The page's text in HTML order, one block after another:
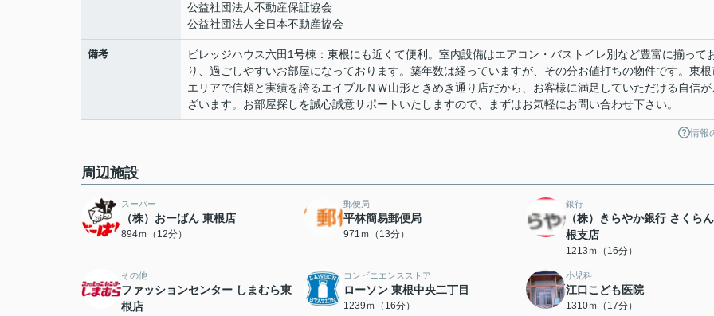
公益社団法人不動産保証協会
公益社団法人全日本不動産協会
備考
ビレッジハウス六田1号棟：東根にも近くて便利。室内設備はエアコン・バストイレ別など豊富に揃って
り、過ごしやすいお部屋になっております。築年数は経っていますが、その分お値打ちの物件です。東根
エリアで信頼と実績を誇るエイブルＮＷ山形ときめき通り店だから、お客様に満足していただける自信が
ざいます。お部屋探しを誠心誠意サポートいたしますので、まずはお気軽にお問い合わせ下さい。
情報
周辺施設
スーパー
（株）おーばん 東根店
894ｍ（12分）
郵便局
平林簡易郵便局
971ｍ（13分）
銀行
（株）きらやか銀行 さくら
根支店
1213ｍ（16分）
その他
ファッションセンター しまむら東
根店
コンビニエンスストア
ローソン 東根中央二丁目
1239ｍ（16分）
小児科
江口こども医院
1310ｍ（17分）